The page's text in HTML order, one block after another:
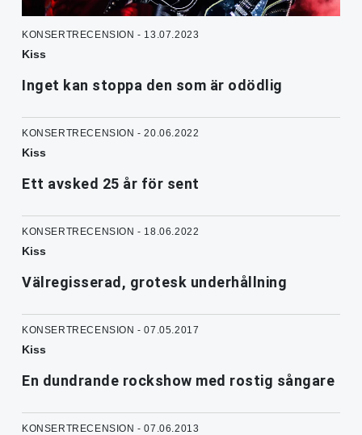
KONSERTRECENSION - 13.07.2023
Kiss
Inget kan stoppa den som är odödlig
KONSERTRECENSION - 20.06.2022
Kiss
Ett avsked 25 år för sent
KONSERTRECENSION - 18.06.2022
Kiss
Välregisserad, grotesk underhållning
KONSERTRECENSION - 07.05.2017
Kiss
En dundrande rockshow med rostig sångare
KONSERTRECENSION - 07.06.2013